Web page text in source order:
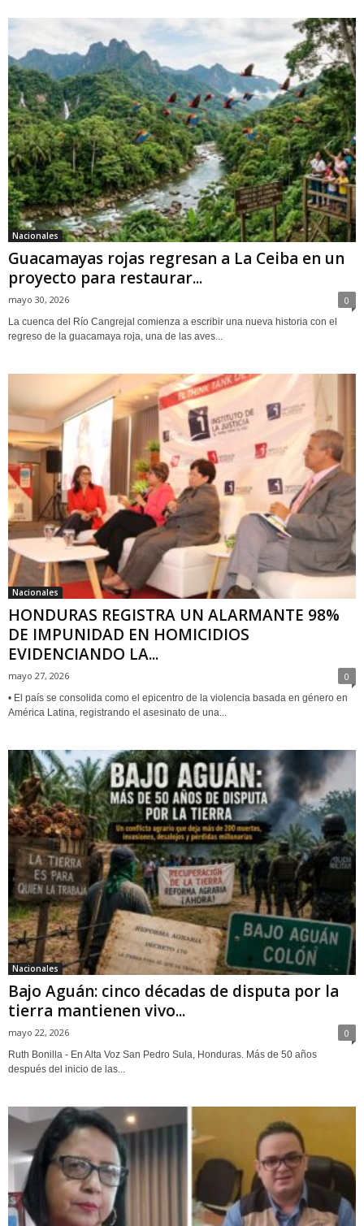
Nacionales
Guacamayas rojas regresan a La Ceiba en un
proyecto para restaurar...
mayo 30, 2026 0
La cuenca del Río Cangrejal comienza a escribir una nueva historia con el
regreso de la guacamaya roja, una de las aves...
Nacionales
HONDURAS REGISTRA UN ALARMANTE 98%
DE IMPUNIDAD EN HOMICIDIOS
EVIDENCIANDO LA...
mayo 27, 2026 0
• El país se consolida como el epicentro de la violencia basada en género en
América Latina, registrando el asesinato de una...
Nacionales
Bajo Aguán: cinco décadas de disputa por la
tierra mantienen vivo...
mayo 22, 2026 0
Ruth Bonilla - En Alta Voz San Pedro Sula, Honduras. Más de 50 años
después del inicio de las...